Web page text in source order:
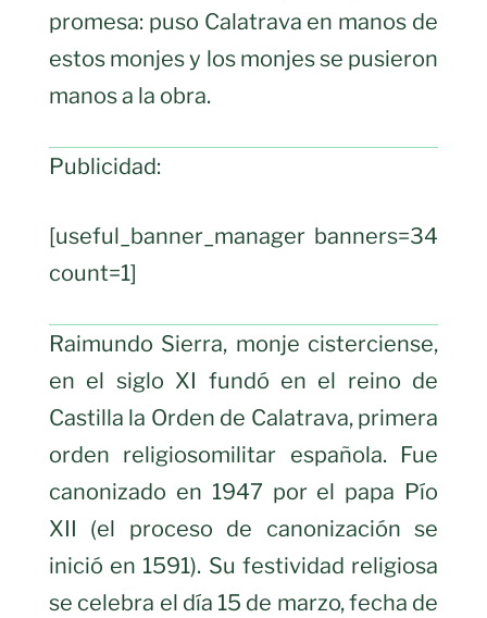
promesa: puso Calatrava en manos de
estos monjes y los monjes se pusieron
manos a la obra.
Publicidad:
[useful_banner_manager banners=34
count=1]
Raimundo Sierra, monje cisterciense,
en el siglo XI fundó en el reino de
Castilla la Orden de Calatrava, primera
orden religiosomilitar española. Fue
canonizado en 1947 por el papa Pío
XII (el proceso de canonización se
inició en 1591). Su festividad religiosa
se celebra el día 15 de marzo, fecha de